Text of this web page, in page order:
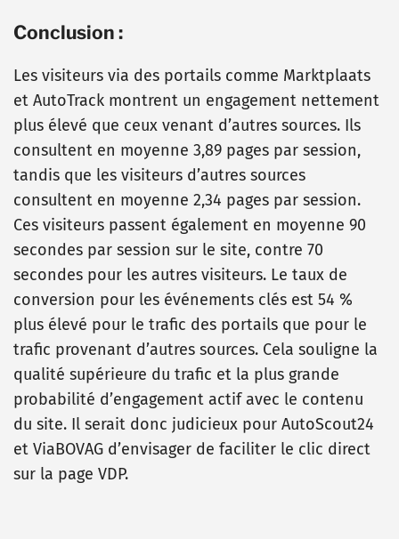
Conclusion :
Les visiteurs via des portails comme Marktplaats
et AutoTrack montrent un engagement nettement
plus élevé que ceux venant d’autres sources. Ils
consultent en moyenne 3,89 pages par session,
tandis que les visiteurs d’autres sources
consultent en moyenne 2,34 pages par session.
Ces visiteurs passent également en moyenne 90
secondes par session sur le site, contre 70
secondes pour les autres visiteurs. Le taux de
conversion pour les événements clés est 54 %
plus élevé pour le trafic des portails que pour le
trafic provenant d’autres sources. Cela souligne la
qualité supérieure du trafic et la plus grande
probabilité d’engagement actif avec le contenu
du site. Il serait donc judicieux pour AutoScout24
et ViaBOVAG d’envisager de faciliter le clic direct
sur la page VDP.